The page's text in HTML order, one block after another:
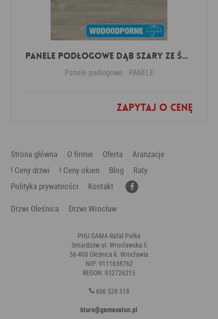
Panele Podłogowe Dąb Szary ze śladami cięcia piłą IMU1858 AC5 12 mm
Panele podłogowe PANELE
Zapytaj o cenę
Dodaj do ulubionych
Strona główna O firmie Oferta
Aranżacje
! Ceny drzwi
! Ceny okien Blog
Raty
Polityka prywatności
Kontakt
Drzwi Oleśnica
Drzwi Wrocław
PHU GAMA Rafał Pałka
Smardzów ul. Wrocławska 5
56-400 Oleśnica k. Wrocławia
NIP: 9111638762
REGON: 932726215
606 528 518
biuro@gamasalon.pl